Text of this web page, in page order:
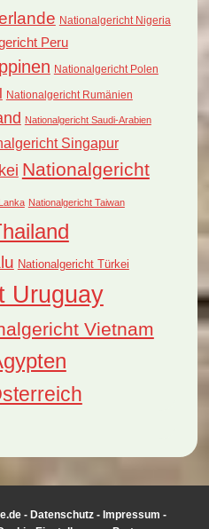
Nationalgericht Nigeria
Peru
Nationalgericht Polen
Nationalgericht Rumänien
Nationalgericht Saudi-Arabien
Singapur
Nationalgericht
Nationalgericht Taiwan
Nationalgericht Türkei
Uruguay
Vietnam
- Datenschutz - Impressum -